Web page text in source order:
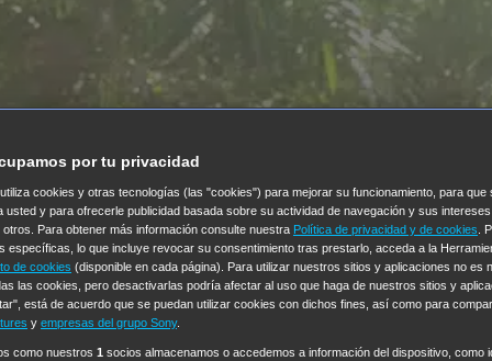
por tu privacidad
cookies y otras tecnologías (las "cookies") para mejorar su funcionamiento, para que
usted y para ofrecerle publicidad basada sobre su actividad de navegación y sus
otros. Para obtener más información consulte nuestra Política de privacidad y de cookies .
específicas, lo que incluye revocar su consentimiento tras prestarlo, acceda a la
de cookies (disponible en cada página). Para utilizar nuestros sitios y aplicaciones no es
las cookies, pero desactivarlas podría afectar al uso que haga de nuestros sitios y
está de acuerdo que se puedan utilizar cookies con dichos fines, así como para
y empresas del grupo Sony.
como nuestros 1 socios almacenamos o accedemos a información del dispositivo, como